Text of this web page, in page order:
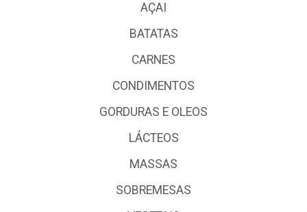
AÇAI
BATATAS
CARNES
CONDIMENTOS
GORDURAS E OLEOS
LÁCTEOS
MASSAS
SOBREMESAS